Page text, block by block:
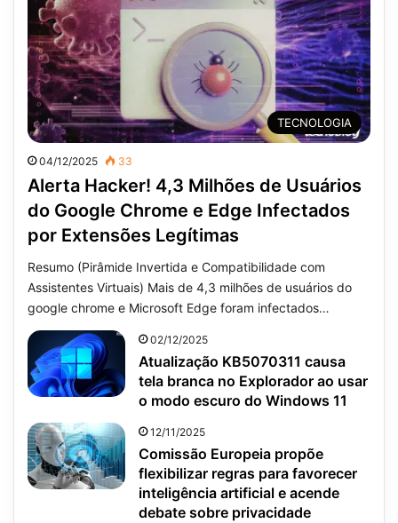
TECNOLOGIA
04/12/2025 33
Alerta Hacker! 4,3 Milhões de Usuários
do Google Chrome e Edge Infectados
por Extensões Legítimas
Resumo (Pirâmide Invertida e Compatibilidade com
Assistentes Virtuais) Mais de 4,3 milhões de usuários do
google chrome e Microsoft Edge foram infectados…
02/12/2025
Atualização KB5070311 causa
tela branca no Explorador ao usar
o modo escuro do Windows 11
12/11/2025
Comissão Europeia propõe
flexibilizar regras para favorecer
inteligência artificial e acende
debate sobre privacidade